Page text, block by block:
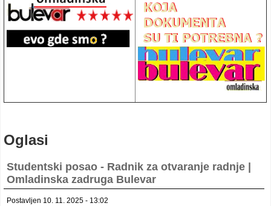
Oglasi
Studentski posao - Radnik za otvaranje radnje |
Omladinska zadruga Bulevar
Postavljen 10. 11. 2025 - 13:02